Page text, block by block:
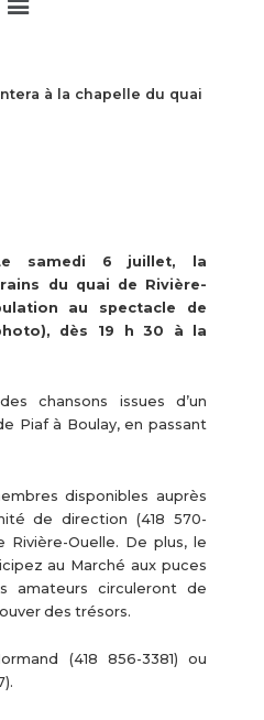
à la chapelle du quai
Le samedi 6 juillet, la
du quai de Rivière-
au spectacle de
dès 19 h 30 à la
chansons issues d’un
Piaf à Boulay, en passant
disponibles auprès
de direction (418 570-
Ouelle. De plus, le
au Marché aux puces
amateurs circuleront de
des trésors.
(418 856-3381) ou